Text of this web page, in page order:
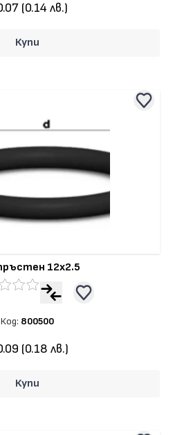
(0.14 лв.)
Купи
12x2.5
Код: 800500
(0.18 лв.)
Купи